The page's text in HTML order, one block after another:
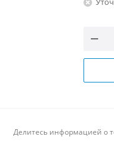
Делитесь информацией о